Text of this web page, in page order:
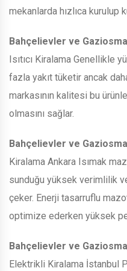
mekanlarda hızlıca kurulup
Bahçelievler ve
Isıtıcı Kiralama Genellikle
fazla yakıt tüketir ancak
markasının kalitesi bu
olmasını sağlar.
Bahçelievler ve
Kiralama Ankara Isımak
sunduğu yüksek verimlilik
çeker. Enerji tasarruflu
optimize ederken yüksek
Bahçelievler ve
Elektrikli Kiralama İstanbul